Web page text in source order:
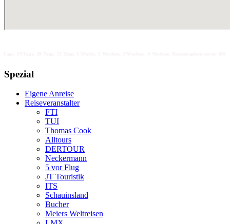
Spezial
Eigene Anreise
Reiseveranstalter
FTI
TUI
Thomas Cook
Alltours
DERTOUR
Neckermann
5 vor Flug
JT Touristik
ITS
Schauinsland
Bucher
Meiers Weltreisen